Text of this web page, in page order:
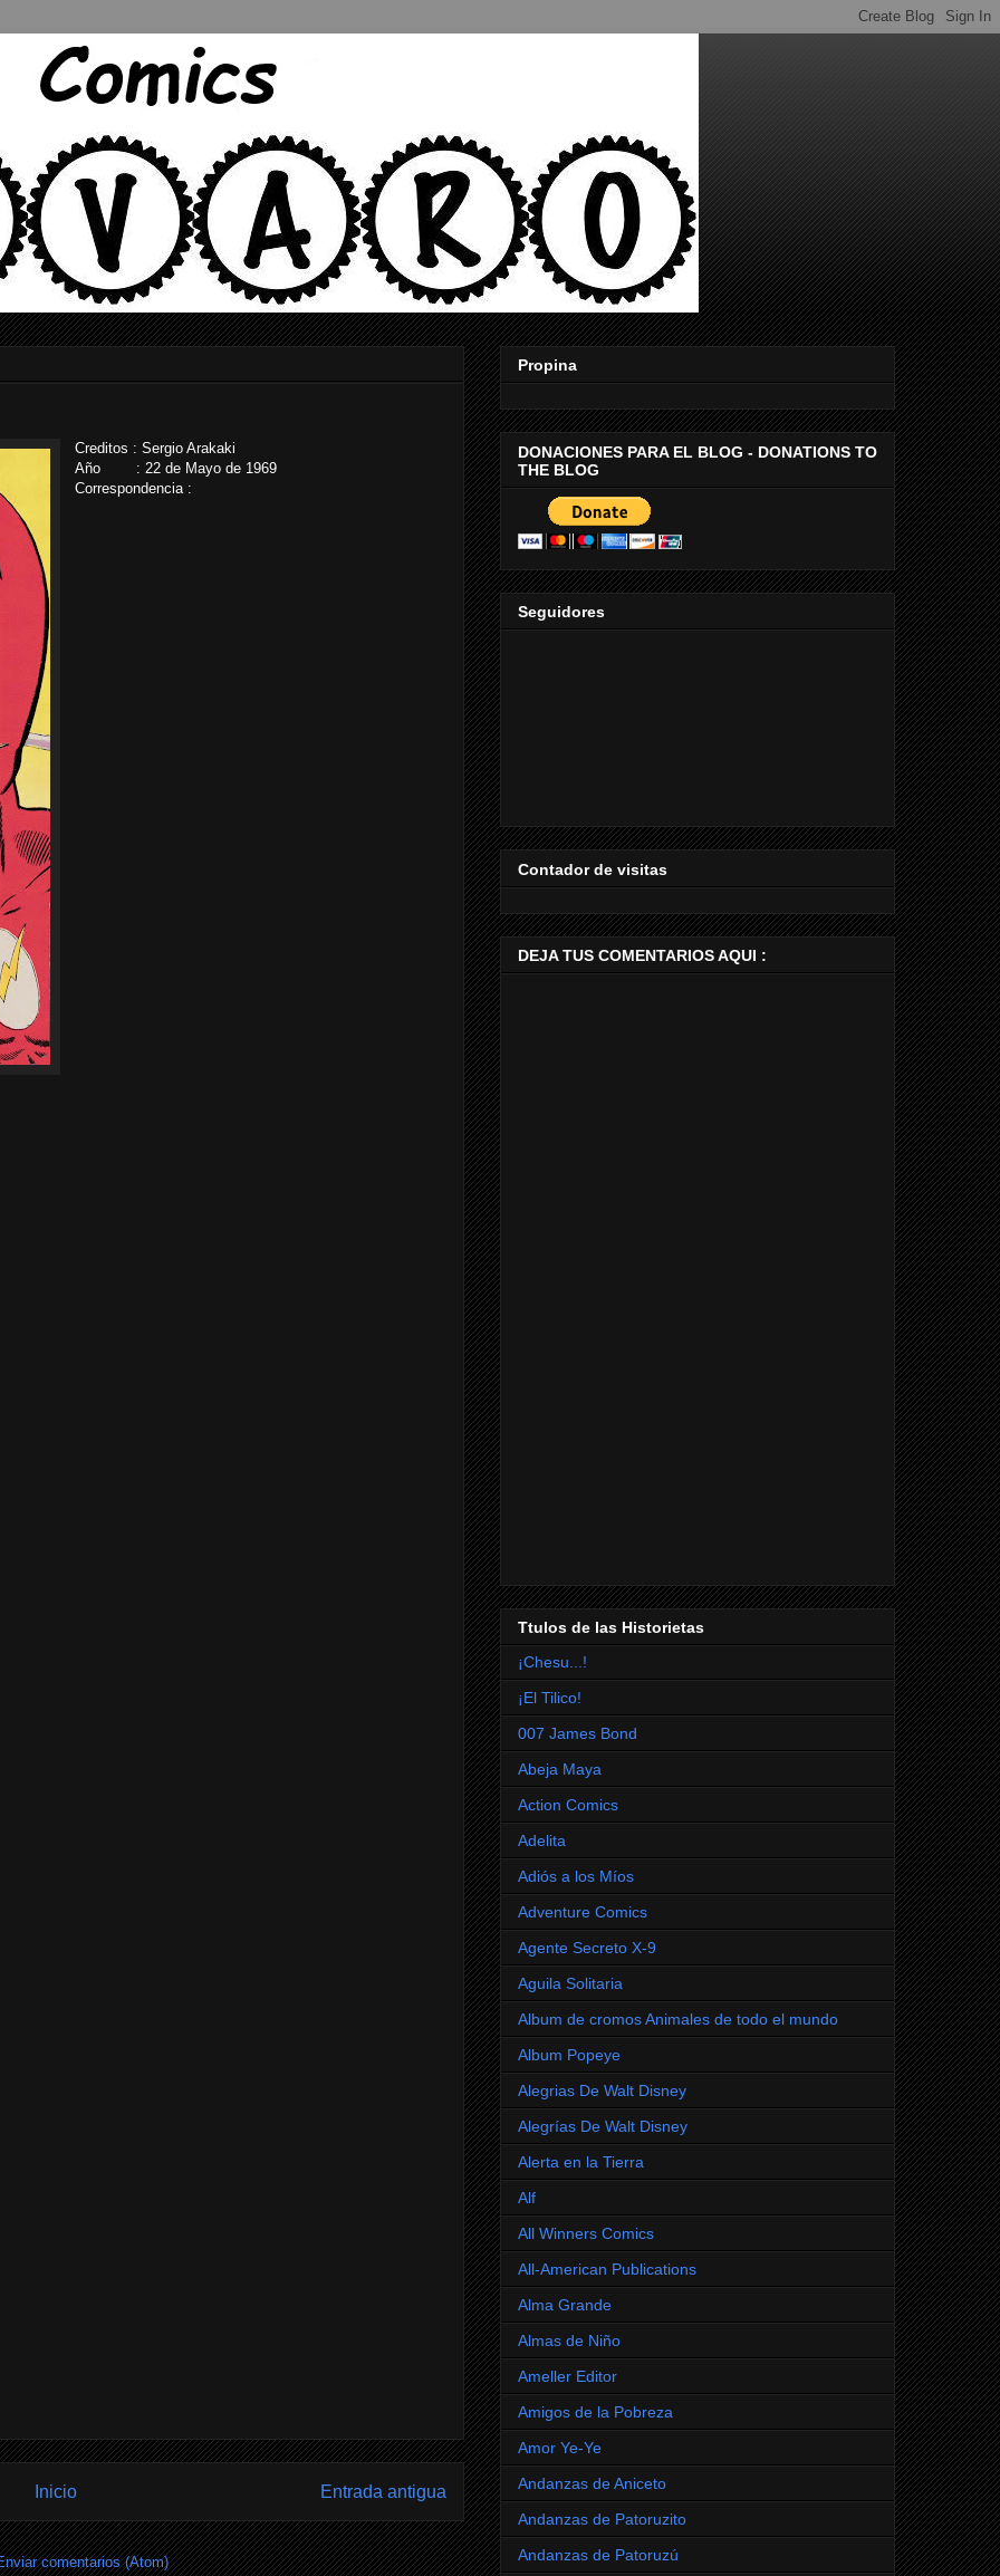
Creditos : Sergio Arakaki
Año : 22 de Mayo de 1969
Correspondencia :
Entrada antigua
Inicio
comentarios (Atom)
Propina
DONACIONES PARA EL BLOG - DONATIONS TO
THE BLOG
Seguidores
Contador de visitas
DEJA TUS COMENTARIOS AQUI :
Ttulos de las Historietas
¡Chesu...!
¡El Tilico!
007 James Bond
Abeja Maya
Action Comics
Adelita
Adiós a los Míos
Adventure Comics
Agente Secreto X-9
Aguila Solitaria
Album de cromos Animales de todo el mundo
Album Popeye
Alegrias De Walt Disney
Alegrías De Walt Disney
Alerta en la Tierra
Alf
All Winners Comics
All-American Publications
Alma Grande
Almas de Niño
Ameller Editor
Amigos de la Pobreza
Amor Ye-Ye
Andanzas de Aniceto
Andanzas de Patoruzito
Andanzas de Patoruzú